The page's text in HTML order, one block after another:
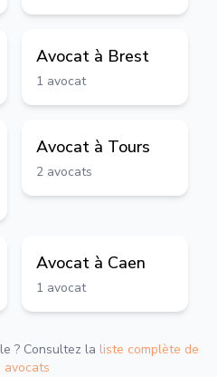
Avocat à Brest
1 avocat
Avocat à Tours
2 avocats
Avocat à Caen
1 avocat
? Consultez la liste complète de
avocats